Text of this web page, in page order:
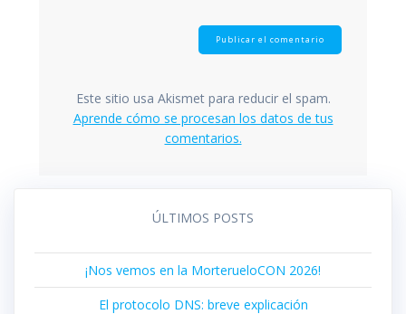
Este sitio usa Akismet para reducir el spam.
Aprende cómo se procesan los datos de tus
comentarios.
ÚLTIMOS POSTS
¡Nos vemos en la MorterueloCON 2026!
El protocolo DNS: breve explicación